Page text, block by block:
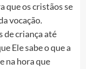
que os cristãos se
vocação.
de criança até
Ele sabe o que a
na hora que